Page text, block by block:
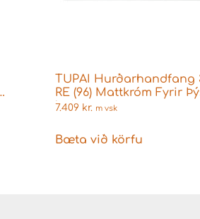
TUPAI Hurðarhandfang
RE (96) Mattkróm Fyrir
læisngar
7.409 kr. m vsk
Bæta við körfu